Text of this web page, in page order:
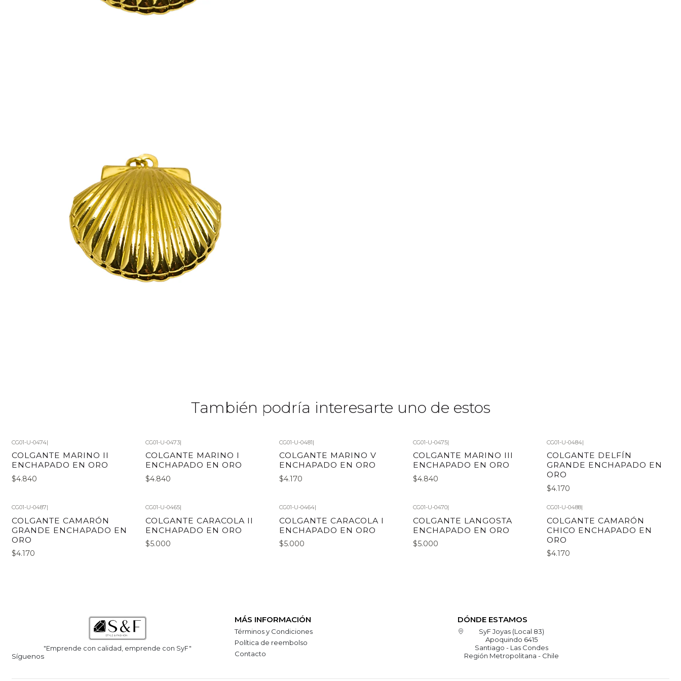
También podría interesarte uno de estos
CG01-U-0474|
COLGANTE MARINO II
ENCHAPADO EN ORO
$4.840
CG01-U-0473|
COLGANTE MARINO I
ENCHAPADO EN ORO
$4.840
CG01-U-0481|
COLGANTE MARINO V
ENCHAPADO EN ORO
$4.170
CG01-U-0475|
COLGANTE MARINO III
ENCHAPADO EN ORO
$4.840
CG01-U-0484|
COLGANTE DELFÍN
GRANDE ENCHAPADO EN
ORO
$4.170
CG01-U-0487|
COLGANTE CAMARÓN
GRANDE ENCHAPADO EN
ORO
$4.170
CG01-U-0465|
COLGANTE CARACOLA II
ENCHAPADO EN ORO
$5.000
CG01-U-0464|
COLGANTE CARACOLA I
ENCHAPADO EN ORO
$5.000
CG01-U-0470|
COLGANTE LANGOSTA
ENCHAPADO EN ORO
$5.000
CG01-U-0488|
COLGANTE CAMARÓN
CHICO ENCHAPADO EN
ORO
$4.170
"Emprende con calidad, emprende con SyF"
Síguenos
MÁS INFORMACIÓN
Términos y Condiciones
Política de reembolso
Contacto
DÓNDE ESTAMOS
SyF Joyas (Local 83)
Apoquindo 6415
Santiago - Las Condes
Región Metropolitana - Chile